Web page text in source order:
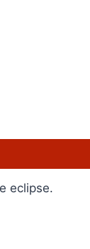
eclipse.